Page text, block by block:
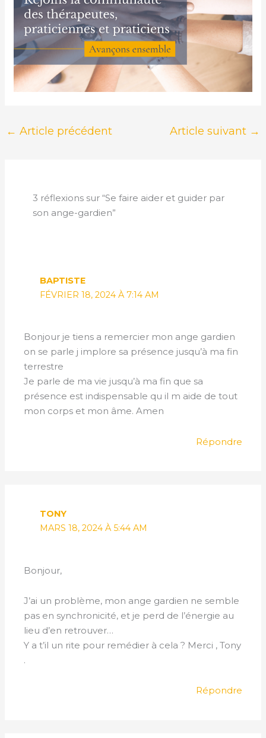
← Article précédent Article suivant →
3 réflexions sur “Se faire aider et guider par
son ange-gardien”
BAPTISTE
FÉVRIER 18, 2024 À 7:14 AM
Bonjour je tiens a remercier mon ange gardien
on se parle j implore sa présence jusqu’à ma fin
terrestre
Je parle de ma vie jusqu’à ma fin que sa
présence est indispensable qu il m aide de tout
mon corps et mon âme. Amen
Répondre
TONY
MARS 18, 2024 À 5:44 AM
Bonjour,
J’ai un problème, mon ange gardien ne semble
pas en synchronicité, et je perd de l’énergie au
lieu d’en retrouver…
Y a t’il un rite pour remédier à cela ? Merci , Tony
.
Répondre